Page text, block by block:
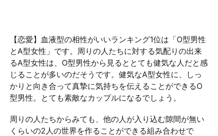
【恋愛】血液型の相性がいいランキング1位は「O型男性
とA型女性」です。周りの人たちに対する気配りの出来
るA型女性は、O型男性から見るととても健気な人だと感
じることが多いのだそうです。健気なA型女性に、しっ
かりと向き合って真摯に気持ちを伝えることができるO
型男性。とても素敵なカップルになるでしょう。
周りの人たちからみても、他の人が入り込む隙間が無い
くらいの2人の世界を作ることができる組み合わせで